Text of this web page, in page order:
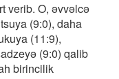
verib. O, əvvəlcə
(9:0), daha
(11:9),
(9:0) qalib
birincilik